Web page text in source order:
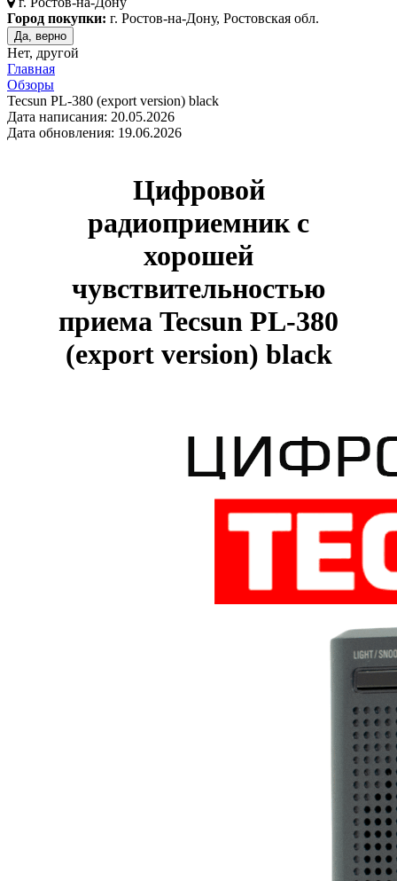
Город покупки: г. Ростов-на-Дону, Ростовская обл.
Да, верно
Нет, другой
Главная
Обзоры
Tecsun PL-380 (export version) black
Дата написания: 20.05.2026
Дата обновления: 19.06.2026
Цифровой
радиоприемник с
хорошей
чувствительностью
приема Tecsun PL-380
(export version) black